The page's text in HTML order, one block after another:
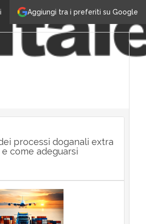
Aggiungi tra i preferiti su Google
processi doganali extra
come adeguarsi